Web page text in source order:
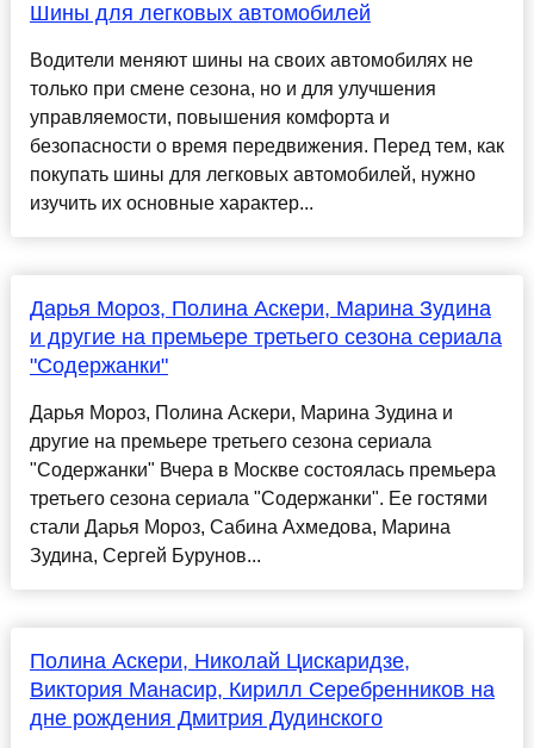
Шины для легковых автомобилей
Водители меняют шины на своих автомобилях не
только при смене сезона, но и для улучшения
управляемости, повышения комфорта и
безопасности о время передвижения. Перед тем, как
покупать шины для легковых автомобилей, нужно
изучить их основные характер...
Дарья Мороз, Полина Аскери, Марина Зудина
и другие на премьере третьего сезона сериала
"Содержанки"
Дарья Мороз, Полина Аскери, Марина Зудина и
другие на премьере третьего сезона сериала
"Содержанки" Вчера в Москве состоялась премьера
третьего сезона сериала "Содержанки". Ее гостями
стали Дарья Мороз, Сабина Ахмедова, Марина
Зудина, Сергей Бурунов...
Полина Аскери, Николай Цискаридзе,
Виктория Манасир, Кирилл Серебренников на
дне рождения Дмитрия Дудинского